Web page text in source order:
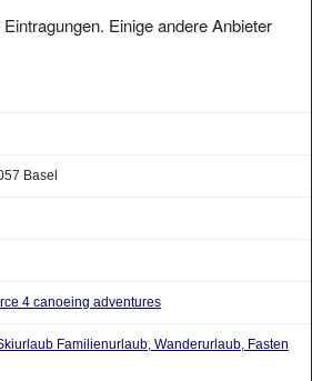
Einige andere Anbieter
Basel
4 canoeing adventures
Familienurlaub, Wanderurlaub, Fasten